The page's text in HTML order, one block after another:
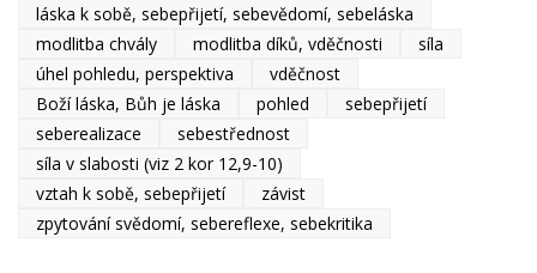
láska k sobě, sebepřijetí, sebevědomí, sebeláska
modlitba chvály
modlitba díků, vděčnosti
síla
úhel pohledu, perspektiva
vděčnost
Boží láska, Bůh je láska
pohled
sebepřijetí
seberealizace
sebestřednost
síla v slabosti (viz 2 kor 12,9-10)
vztah k sobě, sebepřijetí
závist
zpytování svědomí, sebereflexe, sebekritika